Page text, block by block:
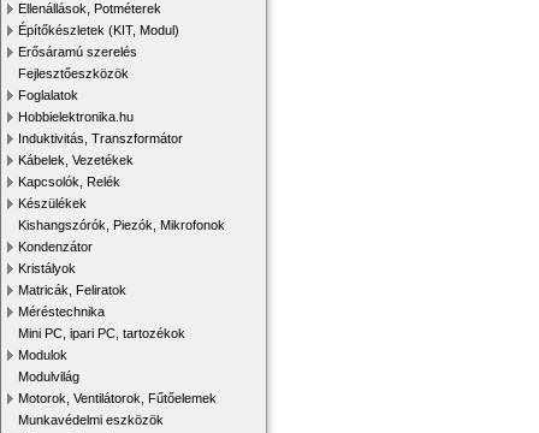
Ellenállások, Potméterek
Építőkészletek (KIT, Modul)
Erősáramú szerelés
Fejlesztőeszközök
Foglalatok
Hobbielektronika.hu
Induktivitás, Transzformátor
Kábelek, Vezetékek
Kapcsolók, Relék
Készülékek
Kishangszórók, Piezók, Mikrofonok
Kondenzátor
Kristályok
Matricák, Feliratok
Méréstechnika
Mini PC, ipari PC, tartozékok
Modulok
Modulvilág
Motorok, Ventilátorok, Fűtőelemek
Munkavédelmi eszközök